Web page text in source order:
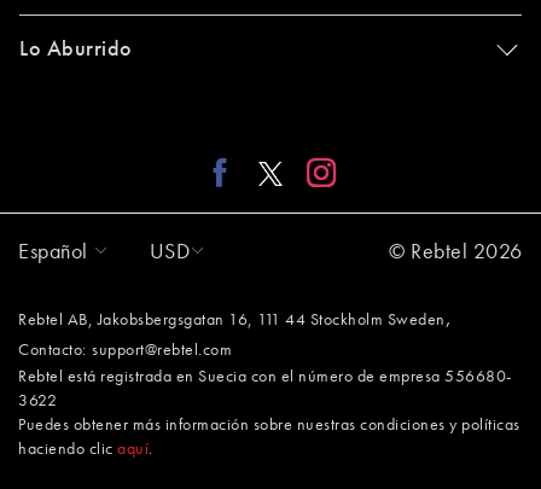
Lo Aburrido
Español USD © Rebtel 2026
Rebtel AB, Jakobsbergsgatan 16, 111 44 Stockholm Sweden ,
Contacto: support@rebtel.com
Rebtel está registrada en Suecia con el número de empresa 556680-
3622
Puedes obtener más información sobre nuestras condiciones y políticas
haciendo clic aquí.